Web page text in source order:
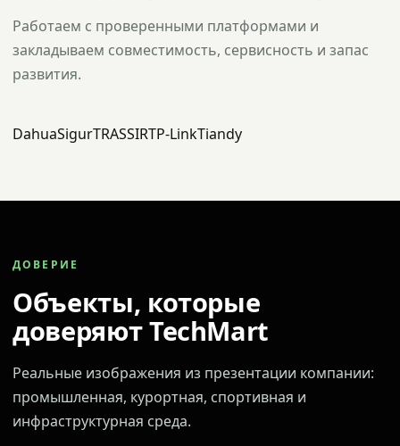
Работаем с проверенными платформами и
закладываем совместимость, сервисность и запас
развития.
DahuaSigurTRASSIRTP-LinkTiandy
ДОВЕРИЕ
Объекты, которые
доверяют TechMart
Реальные изображения из презентации компании:
промышленная, курортная, спортивная и
инфраструктурная среда.